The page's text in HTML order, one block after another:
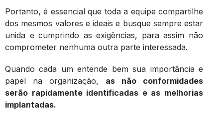
Portanto, é essencial que toda a equipe compartilhe
dos mesmos valores e ideais e busque sempre estar
unida e cumprindo as exigências, para assim não
comprometer nenhuma outra parte interessada.
Quando cada um entende bem sua importância e
papel na organização, as não conformidades
serão rapidamente identificadas e as melhorias
implantadas.